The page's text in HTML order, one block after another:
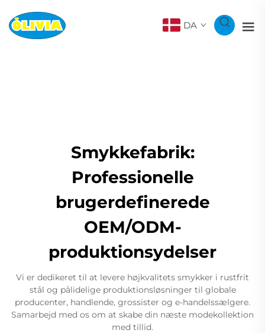
DA
Smykkefabrik:
Professionelle
brugerdefinerede
OEM/ODM-
produktionsydelser
Vi er dedikeret til at levere højkvalitets smykker i rustfrit
stål og pålidelige produktionsløsninger til globale
producenter, handlende, grossister og e-handelssælgere.
Samarbejd med os om at skabe din næste modekollektion
med tillid.